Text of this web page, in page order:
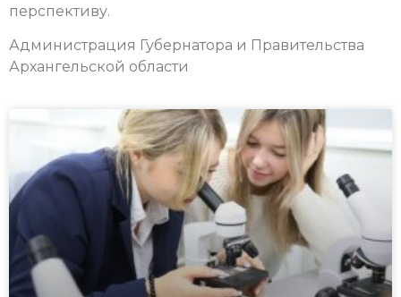
перспективу.
Администрация Губернатора и Правительства
Архангельской области